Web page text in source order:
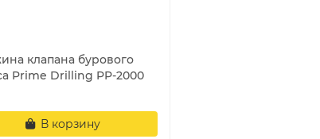
клапана бурового
Prime Drilling PP-2000
В корзину